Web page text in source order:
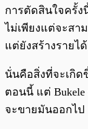
การตัดสินใจครั้ง
ไม่เพียงแต่จะสา
แต่ยังสร้างรายไ
นั่นคือสิ่งที่จะเกิด
ตอนนี้ แต่
จะขายมันออกไป